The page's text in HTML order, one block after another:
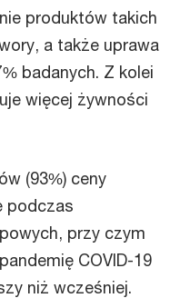
produktów takich
a także uprawa
badanych. Z kolei
więcej żywności
(93%) ceny
podczas
przy czym
COVID-19
niż wcześniej.